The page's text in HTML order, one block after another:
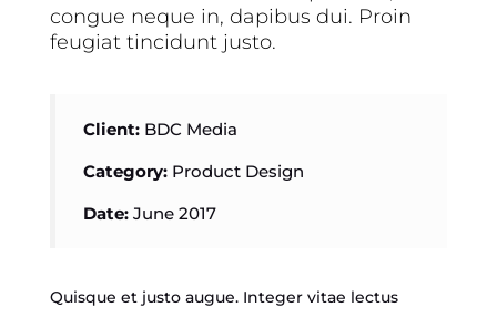
congue neque in, dapibus dui. Proin
feugiat tincidunt justo.
Client:BDC Media
Category:Product Design
Date:June 2017
Quisque et justo augue. Integer vitae lectus